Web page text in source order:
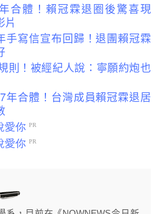
合體！賴冠霖退圈後驚喜現
手寫信宣布回歸！退團賴冠霖
則！被經紀人說：寧願約炮也
年合體！台灣成員賴冠霖退居